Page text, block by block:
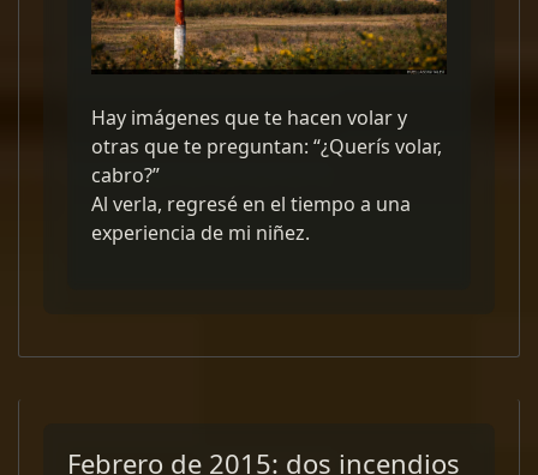
Hay imágenes que te hacen volar y
otras que te preguntan: “¿Querís volar,
cabro?”
Al verla, regresé en el tiempo a una
experiencia de mi niñez.
Febrero de 2015: dos incendios